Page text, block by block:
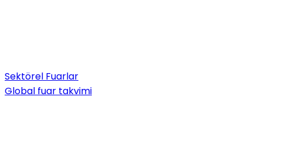
Sektörel Fuarlar
Global fuar takvimi